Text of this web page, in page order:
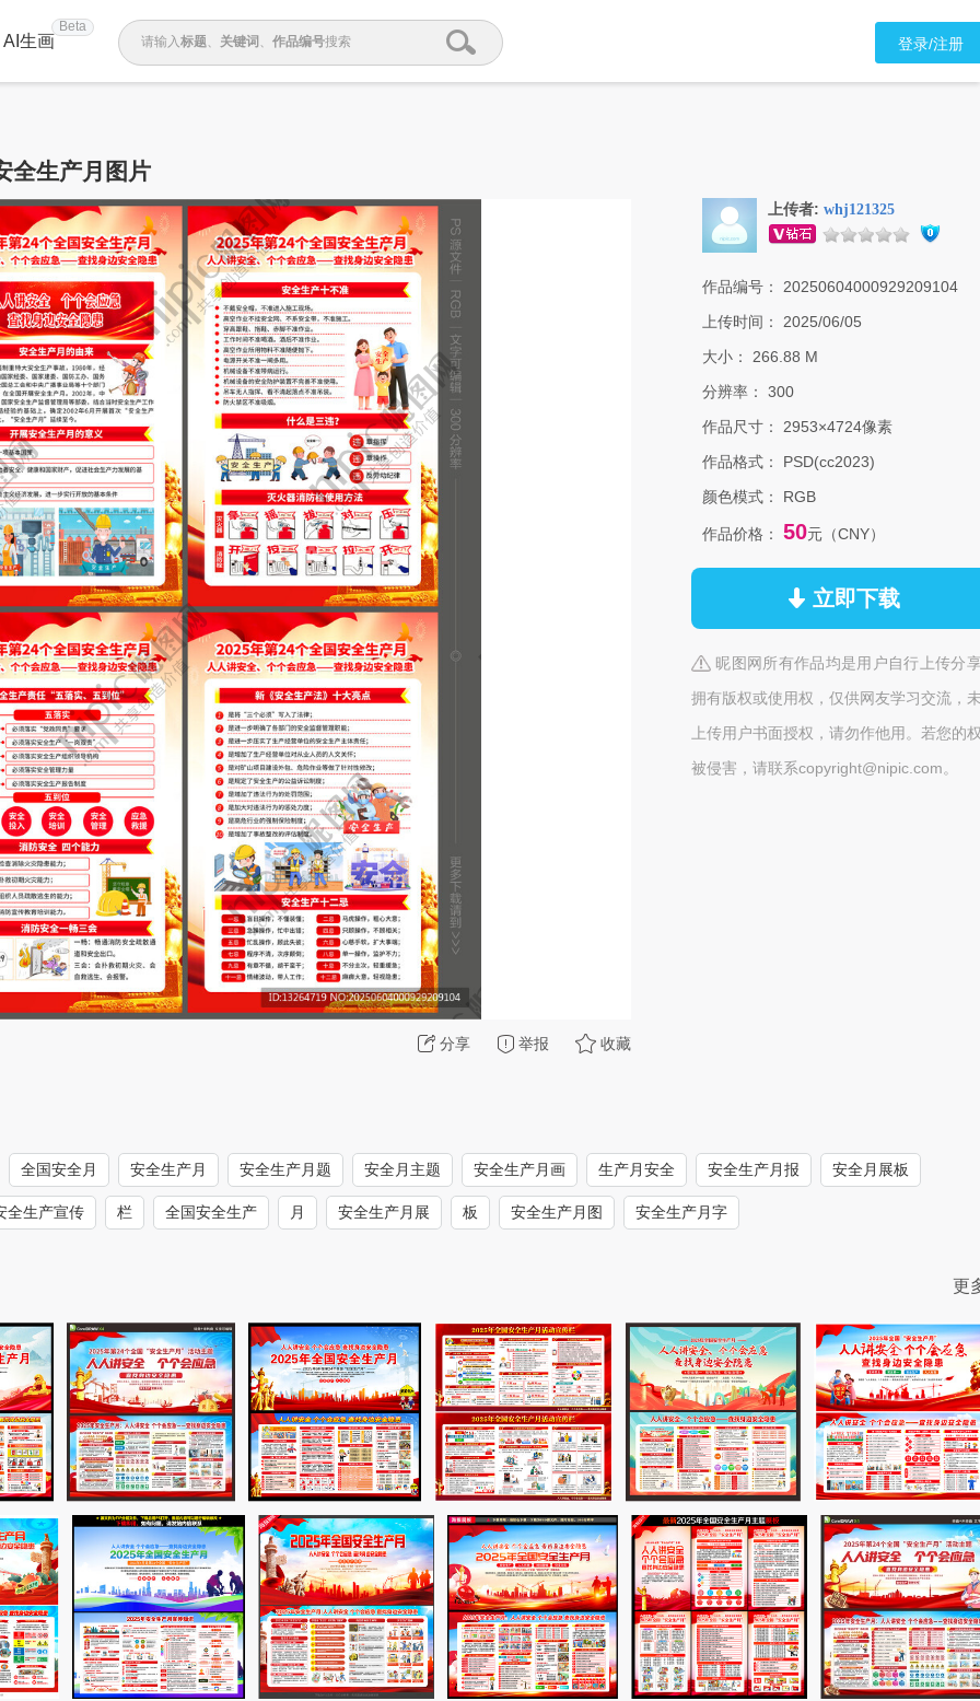
AI生画
Beta
请输入标题、 关键词 、 作品编号搜索 登录/注册
全生产月图片
分享 举报 收藏
上传者: whj121325
作品编号：
20250604000929209104
上传时间：
2025/06/05
大小：
266.88 M
分辨率：
300
作品尺寸：
2953×4724像素
作品格式：
PSD(cc2023)
颜色模式：
RGB
作品价格： 50元（CNY）
立即下载
昵图网所有作品均是用户自行上传分
拥有版权或使用权，仅供网友学习交流，
上传用户书面授权，请勿作他用。若您的
被侵害，请联系copyright@nipic.com。
全国安全月 安全生产月 安全生产月题 安全月主题 安全生产月画 生产月安全 安全生产月报 安全月展板
全生产宣传 栏 全国安全生产 月 安全生产月展 板 安全生产月图 安全生产月字
更